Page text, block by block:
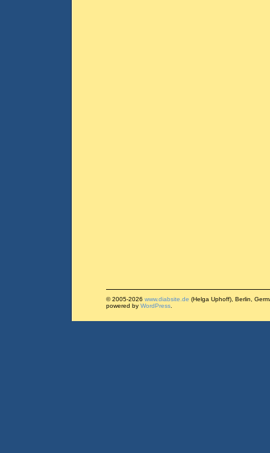
© 2005-2026 www.diabsite.de (Helga Uphoff), Berlin,
powered by WordPress.